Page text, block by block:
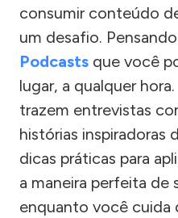
consumir conteúdo
um desafio.
Podcasts que você
lugar, a qualquer
trazem entrevistas
histórias inspiradoras
dicas práticas para
a maneira perfeita de
enquanto você cuida